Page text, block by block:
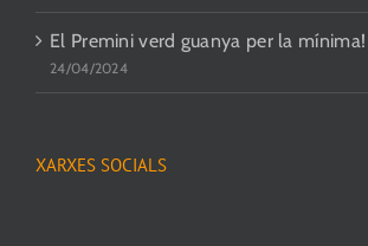
El Premini verd guanya per la mínima!
24/04/2024
XARXES SOCIALS